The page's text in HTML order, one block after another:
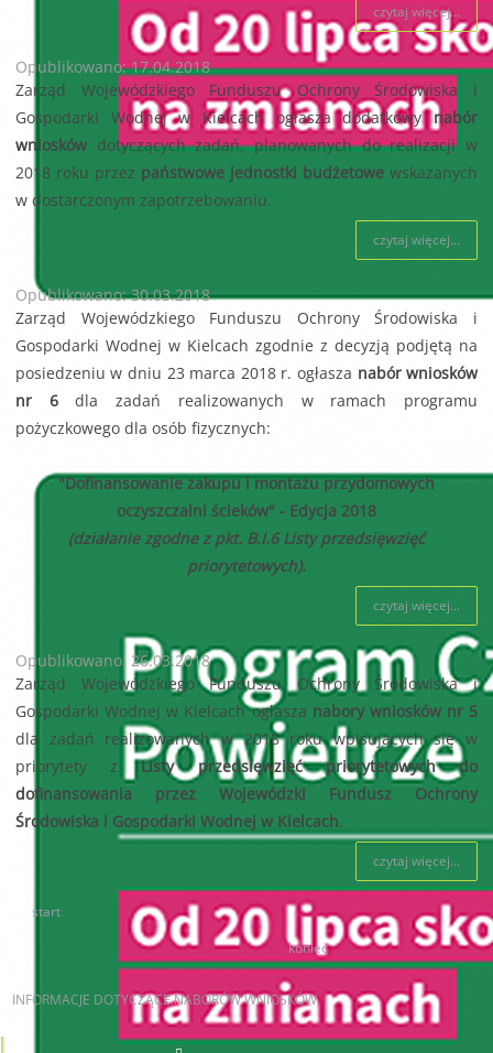
czytaj więcej...
Opublikowano: 17.04.2018
Zarząd Wojewódzkiego Funduszu Ochrony Środowiska i
Gospodarki Wodnej w Kielcach ogłasza dodatkowynabór
wniosków dotyczących zadań, planowanych do realizacji w
2018 roku przez państwowe jednostki budżetowewskazanych
w dostarczonym zapotrzebowaniu.
czytaj więcej...
Opublikowano: 30.03.2018
Zarząd Wojewódzkiego Funduszu Ochrony Środowiska i
Gospodarki Wodnej w Kielcach zgodnie z decyzją podjętą na
posiedzeniu w dniu 23 marca 2018 r. ogłasza nabór wniosków
nr 6dla zadań realizowanych w ramach programu
pożyczkowego dla osób fizycznych:
"Dofinansowanie zakupu i montażu przydomowych
oczyszczalni ścieków" - Edycja 2018
(działanie zgodne z pkt. B.I.6 Listy przedsięwzięć
priorytetowych).
czytaj więcej...
Opublikowano: 26.03.2018
Zarząd Wojewódzkiego Funduszu Ochrony Środowiska i
Gospodarki Wodnej w Kielcach ogłasza nabory wniosków nr 5
dla zadań realizowanych w 2018 roku wpisujących się w
priorytety zListy przedsięwzięć priorytetowychdo
dofinansowania przez Wojewódzki Fundusz Ochrony
Środowiska i Gospodarki Wodnej w Kielcach.
czytaj więcej...
start 88 89 90 91 92
94
95
96 koniec
INFORMACJE DOTYCZĄCE NABORÓW WNIOSKÓW